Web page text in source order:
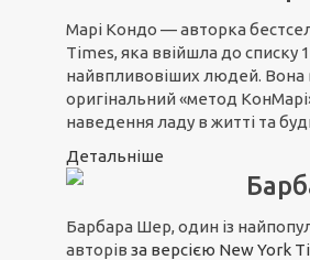
Марі Кондо — авторка
Times, яка ввійшла до списку
найвпливовіших людей. Вона
оригінальний «метод
наведення ладу в житті та
Детальніше
Барбара Шер, один із
авторів за версією New York